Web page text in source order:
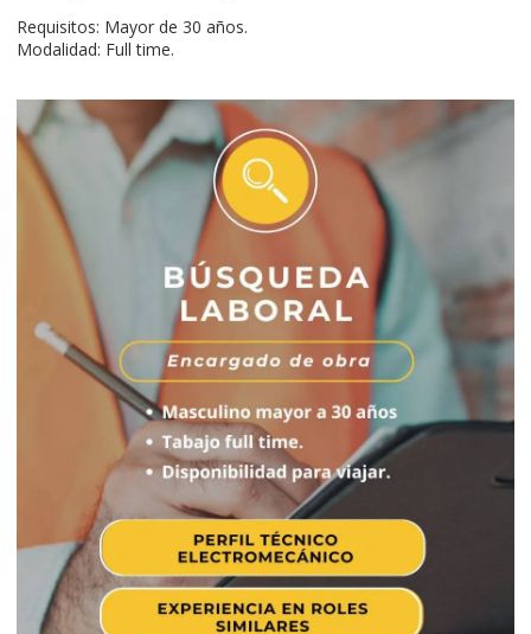
Requisitos: Mayor de 30 años.
Modalidad: Full time.